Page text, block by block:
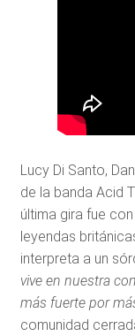
Lucy Di Santo,
de la banda Acid
última gira fue
leyendas
interpreta a un
vive en nuestra
más fuerte por
comunidad